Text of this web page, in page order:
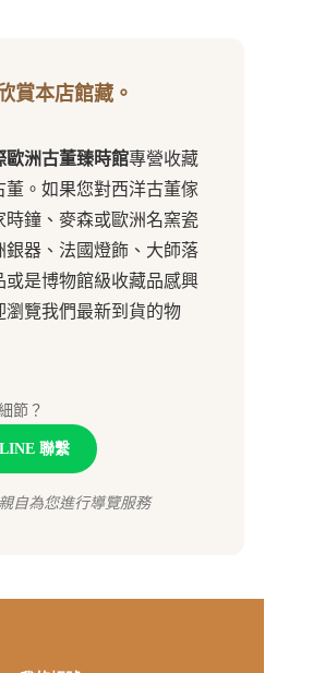
賞本店館藏。
歐洲古董臻時館專營收藏
董。如果您對西洋古董傢
時鐘、麥森或歐洲名窯瓷
銀器、法國燈飾、大師落
或是博物館級收藏品感興
瀏覽我們最新到貨的物
節？
聯繫
自為您進行導覽服務